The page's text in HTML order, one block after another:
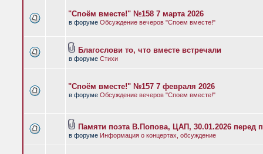
"Споём вместе!" №158 7 марта 2026
в форуме Обсуждение вечеров "Споем вместе!"
Благослови то, что вместе встречали
в форуме Стихи
"Споём вместе!" №157 7 февраля 2026
в форуме Обсуждение вечеров "Споем вместе!"
Памяти поэта В.Попова, ЦАП, 30.01.2026 перед
в форуме Информация о концертах, обсуждение